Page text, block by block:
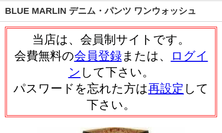
BLUE MARLIN デニム・パンツ ワンウォッシュ
当店は、会員制サイトです。
会費無料の会員登録または、
ログイ
ン して下さい。
パスワードを忘れた方は再設定 して
下さい。